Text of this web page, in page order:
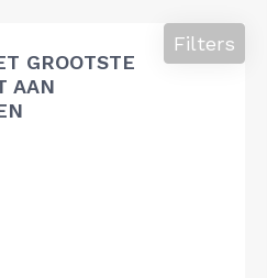
GROOTSTE
AAN
Filters